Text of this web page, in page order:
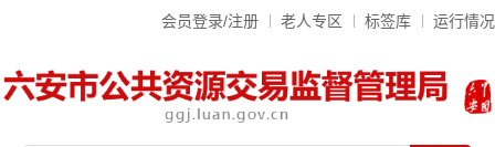
会员登录/注册 老人专区 标签库 运行情况